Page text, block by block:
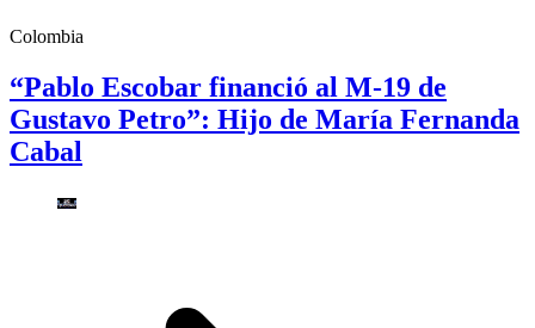
Colombia
“Pablo Escobar financió al M-19 de
Gustavo Petro”: Hijo de María Fernanda
Cabal